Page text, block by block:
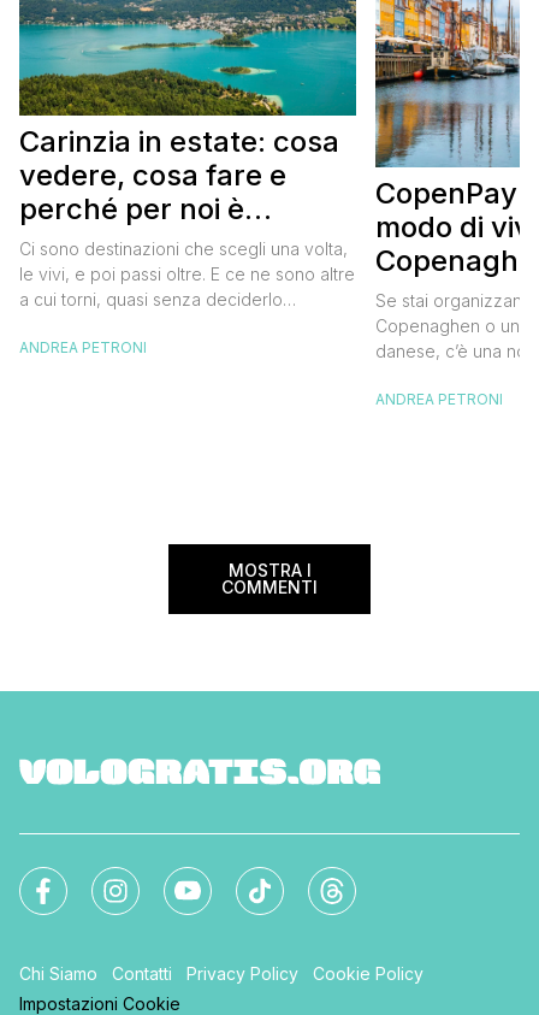
Carinzia in estate: cosa
vedere, cosa fare e
perché per noi è
diventata una
destinazione del cuore
Ci sono destinazioni che scegli una volta,
le vivi, e poi passi oltre. E ce ne sono altre
a cui torni, quasi senza deciderlo
richiamarti indietro più che il contrario. Per
ANDREA PETRONI
CopenPay:
modo di
meglio e
meno
Se stai
Copenaghen o un
danese, c’è una
CopenPay ed è
ANDREA PETRONI
MOSTRA I
COMMENTI
Chi Siamo Contatti Privacy Policy
Cookie Policy
Impostazioni Cookie